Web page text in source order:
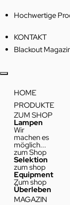
Hochwertige
KONTAKT
Blackout
HOME
PRODUKTE
ZUM SHOP
Lampen
Wir
machen es
möglich...
zum Shop
Selektion
zum shop
Equipment
Zum shop
Überleben
MAGAZIN